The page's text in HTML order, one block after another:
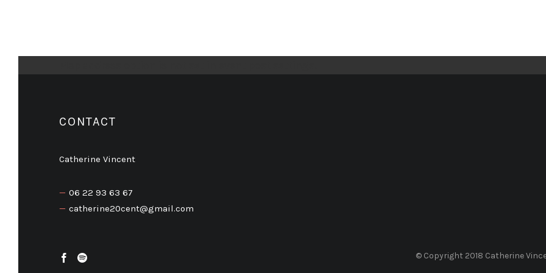
CONTACT
Catherine Vincent
06 22 93 63 67
catherine20cent@gmail.com
© Copyright 2018 Catherine